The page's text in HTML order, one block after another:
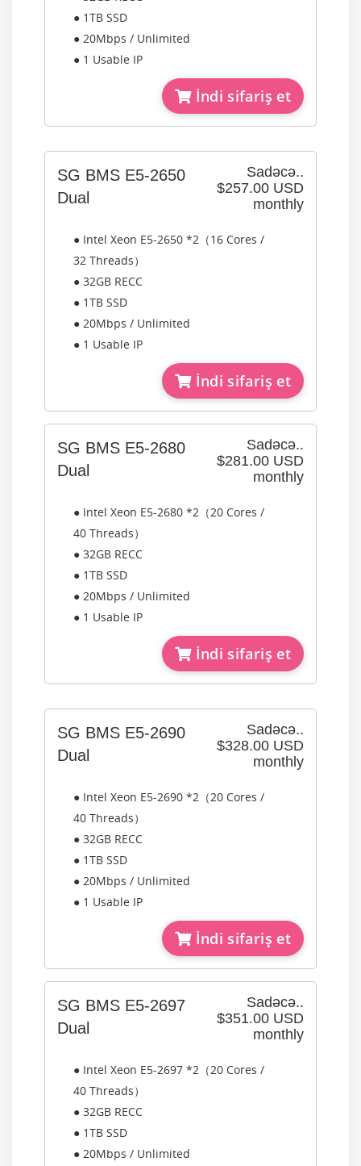
● 1TB SSD
● 20Mbps / Unlimited
● 1 Usable IP
İndi sifariş et
Sadəcə..
$257.00 USD
monthly
SG BMS E5-2650
Dual
● Intel Xeon E5-2650 *2（16 Cores /
32 Threads）
● 32GB RECC
● 1TB SSD
● 20Mbps / Unlimited
● 1 Usable IP
İndi sifariş et
Sadəcə..
$281.00 USD
monthly
SG BMS E5-2680
Dual
● Intel Xeon E5-2680 *2（20 Cores /
40 Threads）
● 32GB RECC
● 1TB SSD
● 20Mbps / Unlimited
● 1 Usable IP
İndi sifariş et
Sadəcə..
$328.00 USD
monthly
SG BMS E5-2690
Dual
● Intel Xeon E5-2690 *2（20 Cores /
40 Threads）
● 32GB RECC
● 1TB SSD
● 20Mbps / Unlimited
● 1 Usable IP
İndi sifariş et
Sadəcə..
$351.00 USD
monthly
SG BMS E5-2697
Dual
● Intel Xeon E5-2697 *2（20 Cores /
40 Threads）
● 32GB RECC
● 1TB SSD
● 20Mbps / Unlimited